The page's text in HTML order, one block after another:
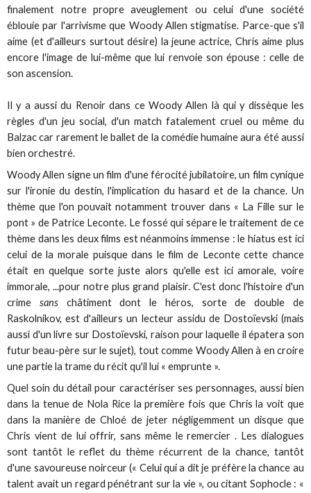
finalement notre propre aveuglement ou celui d'une société
éblouie par l'arrivisme que Woody Allen stigmatise. Parce-que s'il
aime (et d'ailleurs surtout désire) la jeune actrice, Chris aime plus
encore l'image de lui-même que lui renvoie son épouse : celle de
son ascension.
Il y a aussi du Renoir dans ce Woody Allen là qui y dissèque les
règles d'un jeu social, d'un match fatalement cruel ou même du
Balzac car rarement le ballet de la comédie humaine aura été aussi
bien orchestré.
Woody Allen signe un film d'une férocité jubilatoire, un film cynique
sur l'ironie du destin, l'implication du hasard et de la chance. Un
thème que l'on pouvait notamment trouver dans « La Fille sur le
pont » de Patrice Leconte. Le fossé qui sépare le traitement de ce
thème dans les deux films est néanmoins immense : le hiatus est ici
celui de la morale puisque dans le film de Leconte cette chance
était en quelque sorte juste alors qu'elle est ici amorale, voire
immorale, ...pour notre plus grand plaisir. C'est donc l'histoire d'un
crime sanschâtiment dont le héros, sorte de double de
Raskolnikov, est d'ailleurs un lecteur assidu de Dostoïevski (mais
aussi d'un livre sur Dostoïevski, raison pour laquelle il épatera son
futur beau-père sur le sujet), tout comme Woody Allen à en croire
une partie la trame du récit qu'il lui « emprunte ».
Quel soin du détail pour caractériser ses personnages, aussi bien
dans la tenue de Nola Rice la première fois que Chris la voit que
dans la manière de Chloé de jeter négligemment un disque que
Chris vient de lui offrir, sans même le remercier . Les dialogues
sont tantôt le reflet du thème récurrent de la chance, tantôt
d'une savoureuse noirceur (« Celui qui a dit je préfère la chance au
talent avait un regard pénétrant sur la vie », ou citant Sophocle : «